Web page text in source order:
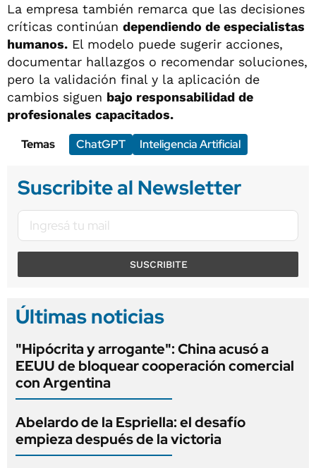
La empresa también remarca que las decisiones
críticas continúan dependiendo de especialistas
humanos. El modelo puede sugerir acciones,
documentar hallazgos o recomendar soluciones,
pero la validación final y la aplicación de
cambios siguen bajo responsabilidad de
profesionales capacitados.
Temas
ChatGPT Inteligencia Artificial
Suscribite al Newsletter
SUSCRIBITE
Últimas noticias
"Hipócrita y arrogante": China acusó a
EEUU de bloquear cooperación comercial
con Argentina
Abelardo de la Espriella: el desafío
empieza después de la victoria